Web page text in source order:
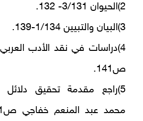
2)الحيوان 3/131- 132.
3)البيان والتبيين 1/134-139.
4)دراسات في نقد الأدب
ص141.
5)راجع مقدمة تحقيق دلائل